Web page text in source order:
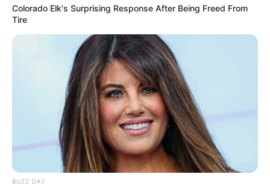
Ouest-France : 8 – 14 – 12 – 5 – 1 – 9 – 7 – 15
Paris-Courses : 2 – 8 – 9 – 13 – 14 – 10 – 5 – 12
Paris-Turf : 14 – 12 – 8 – 9 – 13 – 5 – 7 – 16
Paris-Turf-TIP : 14 – 12 – 9 – 8 – 7 – 15 – 13 – 5
Paris-turf.com : 14 – 12 – 8 – 9 – 13 – 5 – 7 – 16
Pronos-START : 8 – 14 – 1 – 15 – 12 – 9 – 7 – 5
Scoopdyga : 9 – 8 – 7 – 14 – 1 – 10 – 15 – 12
Spécial-Dernière : 14 – 8 – 5 – 12 – 9 – 7 – 1 – 16
Tiercé-Magazine : 14 – 8 – 10 – 12 – 9 – 5 – 7 – 1
Turfomania M : 9 – 12 – 1 – 14 – 8 – 5 – 3 – 15
Colorado Elk's Surprising Response After Being Freed From
Tire
BUZZ DAY